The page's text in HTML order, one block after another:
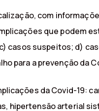
com
que podem
casos suspeitos; d)
para a prevenção da
da Covid-19:
hipertensão arterial